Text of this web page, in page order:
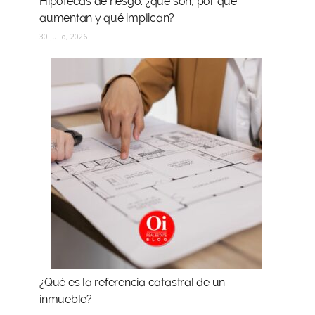
aumentan y qué implican?
30 julio, 2026
¿Qué es la referencia catastral de un
inmueble?